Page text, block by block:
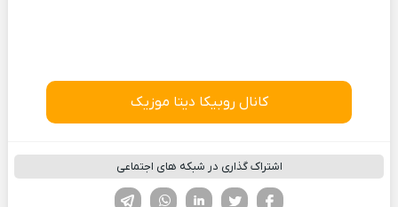
کانال روبیکا دیتا موزیک
اشتراک گذاری در شبکه های اجتماعی
لینکدین تویتر
فیسوک